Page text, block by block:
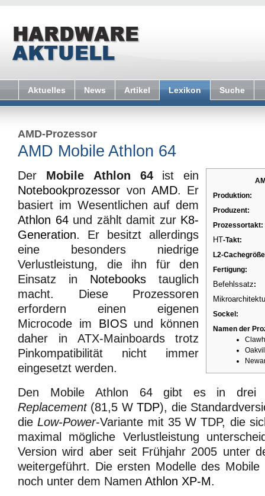
Aktuelles News Artikel Lexikon Suche
AMD-Prozessor
AMD Mobile Athlon 64
Produktion:
Produzent:
Prozessortakt:
HT-Takt:
L2-
Fertigung:
Befehlssatz:
Sockel:
Namen der
Der Mobile Athlon 64ist ein
Notebookprozessor von AMD. Er
basiert im Wesentlichen auf dem
Athlon 64und zählt damit zur K8-
Generation. Er besitzt allerdings
eine besonders niedrige
Verlustleistung, die ihn für den
Einsatz in Notebooks tauglich
macht. Diese Prozessoren
erfordern einen eigenen
Microcode im BIOSund können
daher in ATX-Mainboards trotz
Pinkompatibilität nicht immer
eingesetzt werden.
Den Mobile Athlon 64 gibt es in drei
Replacement(81,5 WTDP), die
dieLow-Power-Variante mit 35 W TDP, die
maximal mögliche Verlustleistung
Version wird aber seit Frühjahr 2005 unter
weitergeführt. Die ersten Modelle des
noch unter dem Namen Athlon XP-M.